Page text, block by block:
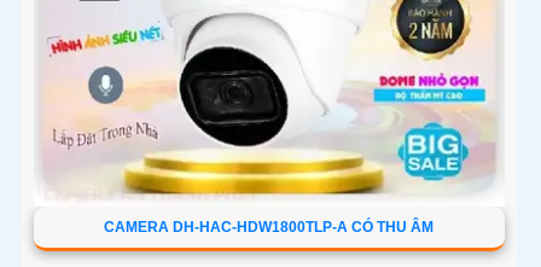
CAMERA DH-HAC-HDW1800TLP-A CÓ THU ÂM